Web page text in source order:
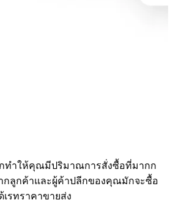
ทำให้คุณมีปริมาณการสั่งซื้อที่มากก
กลูกค้าและผู้ค้าปลีกของคุณมักจะซื้อ
รทราคาขายส่ง